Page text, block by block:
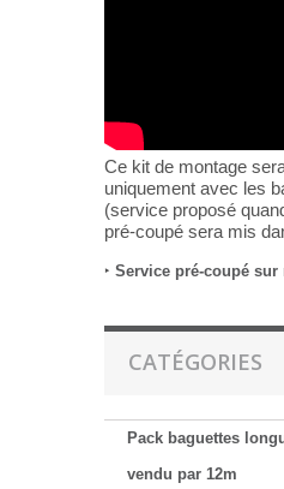
Ce kit de montage
uniquement avec les
(service proposé
pré-coupé sera mis
‣ Service pré-coupé sur
CATÉGORIES
Pack baguettes
vendu par 12m